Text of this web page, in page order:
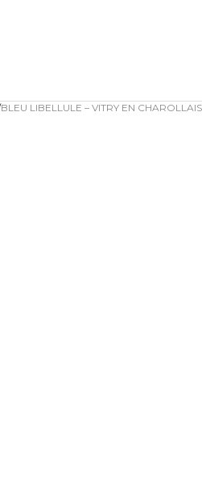
BLEU LIBELLULE – VITRY EN CHAROLLAIS